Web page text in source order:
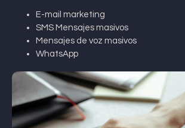
E-mail marketing
SMS Mensajes masivos
Mensajes de voz masivos
WhatsApp